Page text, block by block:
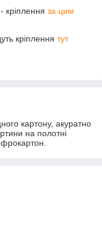
- кріплення за цим
кріплення тут
картону, акуратно
на полотні